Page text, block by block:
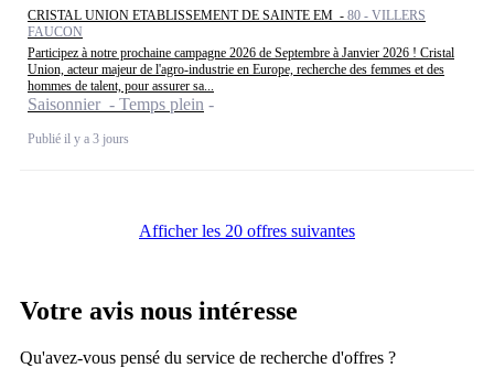
CRISTAL UNION ETABLISSEMENT DE SAINTE EM - 80 - VILLERS
FAUCON
Participez à notre prochaine campagne 2026 de Septembre à Janvier 2026 ! Cristal
Union, acteur majeur de l'agro-industrie en Europe, recherche des femmes et des
hommes de talent, pour assurer sa...
Saisonnier - Temps plein
Publié il y a 3 jours
Afficher les 20 offres suivantes
Votre avis nous intéresse
Qu'avez-vous pensé du service de recherche d'offres ?